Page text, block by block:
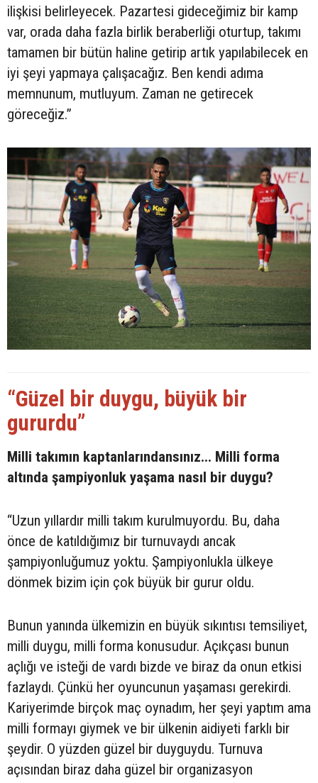
ilişkisi belirleyecek. Pazartesi gideceğimiz bir kamp
var, orada daha fazla birlik beraberliği oturtup, takımı
tamamen bir bütün haline getirip artık yapılabilecek en
iyi şeyi yapmaya çalışacağız. Ben kendi adıma
memnunum, mutluyum. Zaman ne getirecek
göreceğiz.”
“Güzel bir duygu, büyük bir
gururdu”
Milli takımın kaptanlarındansınız... Milli forma
altında şampiyonluk yaşama nasıl bir duygu?
“Uzun yıllardır milli takım kurulmuyordu. Bu, daha
önce de katıldığımız bir turnuvaydı ancak
şampiyonluğumuz yoktu. Şampiyonlukla ülkeye
dönmek bizim için çok büyük bir gurur oldu.
Bunun yanında ülkemizin en büyük sıkıntısı temsiliyet,
milli duygu, milli forma konusudur. Açıkçası bunun
açlığı ve isteği de vardı bizde ve biraz da onun etkisi
fazlaydı. Çünkü her oyuncunun yaşaması gerekirdi.
Kariyerimde birçok maç oynadım, her şeyi yaptım ama
milli formayı giymek ve bir ülkenin aidiyeti farklı bir
şeydir. O yüzden güzel bir duyguydu. Turnuva
açısından biraz daha güzel bir organizasyon